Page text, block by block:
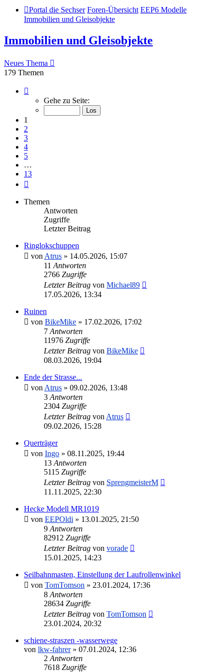
Portal die Sechser Foren-Übersicht EEP6 Modelle
Immobilien und Gleisobjekte
Immobilien und Gleisobjekte
Neues Thema
179 Themen
von
Gehe zu Seite:
1
2
3
4
5
…
13
Themen
Antworten
Zugriffe
Letzter Beitrag
Ringlokschuppen
von Atrus » 14.05.2026, 15:07
11 Antworten
2766 Zugriffe
Letzter Beitrag von Michael89
17.05.2026, 13:34
Ruinen
von BikeMike » 17.02.2026, 17:02
7 Antworten
11976 Zugriffe
Letzter Beitrag von BikeMike
08.03.2026, 19:04
Ende der Strasse...
von Atrus » 09.02.2026, 13:48
3 Antworten
2304 Zugriffe
Letzter Beitrag von Atrus
09.02.2026, 15:28
Querträger
von Ingo » 08.11.2025, 19:44
13 Antworten
5115 Zugriffe
Letzter Beitrag von SprengmeisterM
11.11.2025, 22:30
Hecke Modell MR1019
von EEPOldi » 13.01.2025, 21:50
9 Antworten
82912 Zugriffe
Letzter Beitrag von vorade
15.01.2025, 14:23
Seilbahnmasten, Einstellung der Laufrollenwinkel
von TomTomson » 23.01.2024, 17:36
8 Antworten
28634 Zugriffe
Letzter Beitrag von TomTomson
23.01.2024, 20:32
schiene-straszen -wasserwege
von lkw-fahrer» 07.01.2024, 12:36
2 Antworten
7618 Zugriffe